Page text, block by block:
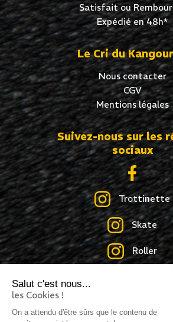
Salut c'est nous...
les Cookies !
On a attendu d'être sûrs que le contenu de
Satisfait ou
Expédié en 48h*
Le Cri du
Nous contacter
CGV
Mentions légales
Suivez-nous sur les
sociaux
Trottinette
Skate
Roller
Création site internet : idcom-